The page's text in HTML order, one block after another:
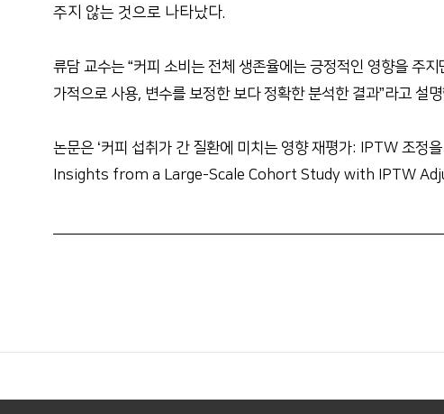
주지 않는 것으로 나타났다.
류담 교수는 “커피 소비는 전체 생존율에는 긍정적인 영향을 주
가적으로 사용, 변수를 보정한 보다 정확한 분석한 결과”라고 설명
논문은 ‘커피 섭취가 간 질환에 미치는 영향 재평가: IPTW
Insights from a Large-Scale Cohort Study with IPTW